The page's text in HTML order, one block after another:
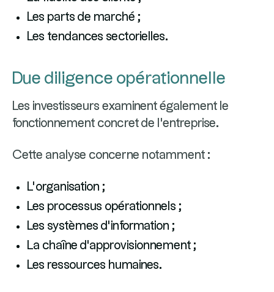
Les parts de marché ;
Les tendances sectorielles.
Due diligence opérationnelle
Les investisseurs examinent également le
fonctionnement concret de l'entreprise.
Cette analyse concerne notamment :
L'organisation ;
Les processus opérationnels ;
Les systèmes d'information ;
La chaîne d'approvisionnement ;
Les ressources humaines.